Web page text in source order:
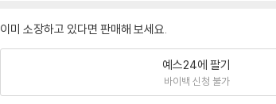
이미 소장하고 있다면 판매해 보세요.
예스24에 팔기
바이백 신청 불가